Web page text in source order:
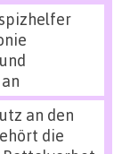
an den
die